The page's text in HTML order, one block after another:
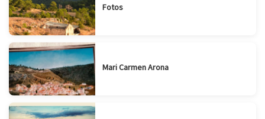
Fotos
Mari Carmen Arona